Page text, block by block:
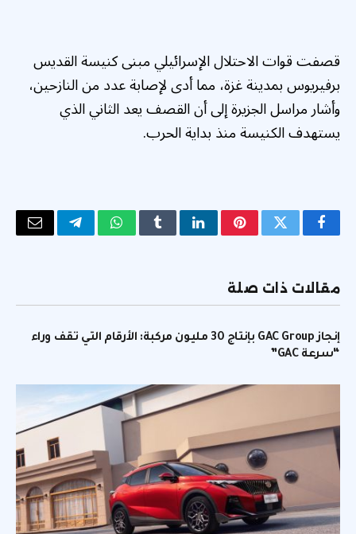
قصفت قوات الاحتلال الإسرائيلي مبنى كنيسة القديس
برفيريوس بمدينة غزة، مما أدى لإصابة عدد من النازحين،
وأشار مراسل الجزيرة إلى أن القصف يعد الثاني الذي
يستهدف الكنيسة منذ بداية الحرب.
فيسبوكتويتر بينتيريستلينكدإنTumblrواتسابتيلقرامالبريد
مقالات ذات صلة
إنجاز GAC Group بإنتاج 30 مليون مركبة: الأرقام التي تقف وراء
“سرعة GAC”